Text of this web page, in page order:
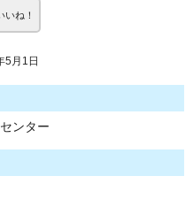
いね！
月1日
ンター